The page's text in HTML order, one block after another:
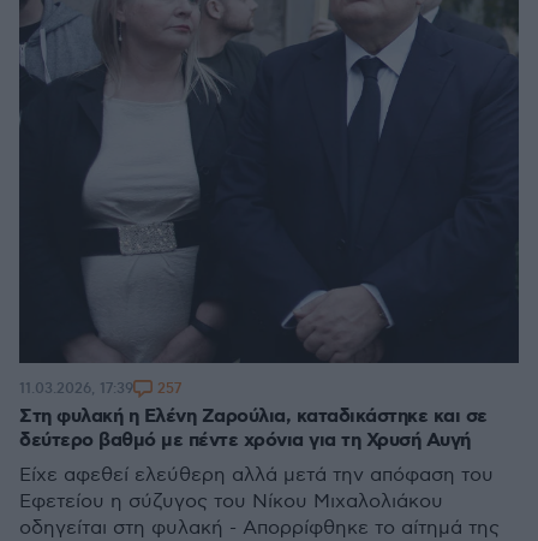
Στη φυλακή η Ελένη Ζαρούλια, καταδικάστηκε και σε
δεύτερο βαθμό με πέντε χρόνια για τη Χρυσή Αυγή
Είχε αφεθεί ελεύθερη αλλά μετά την απόφαση του
Εφετείου η σύζυγος του Νίκου Μιχαλολιάκου
οδηγείται στη φυλακή - Απορρίφθηκε το αίτημά της
11.03.2026, 17:39 257